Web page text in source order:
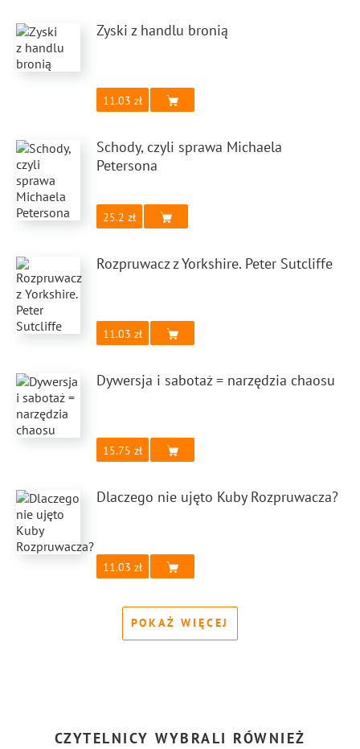
Zyski z handlu bronią
11.03
Schody, czyli sprawa Michaela
Petersona
25.2
Rozpruwacz z Yorkshire. Peter Sutcliffe
11.03
Dywersja i sabotaż = narzędzia chaosu
15.75
Dlaczego nie ujęto Kuby Rozpruwacza?
11.03
POKAŻ WIĘCEJ
CZYTELNICY WYBRALI RÓWNIEŻ